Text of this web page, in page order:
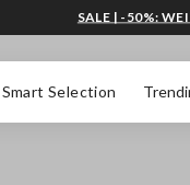
Smart Selection
SALE | -50%: